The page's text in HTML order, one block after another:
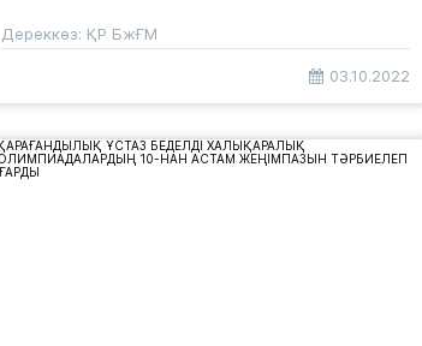
Дереккөз: ҚР БжҒМ
03.10.2022